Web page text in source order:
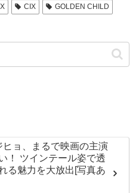
CIX
GOLDEN CHILD
ヒョ、まるで映画の主演
！ ツインテール姿で透
る魅力を大放出[写真あ